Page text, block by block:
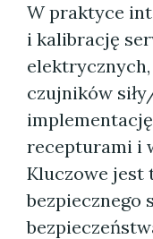
W praktyce
i kalibrację
czujników
recepturami i
Kluczowe jest
bezpiecznego